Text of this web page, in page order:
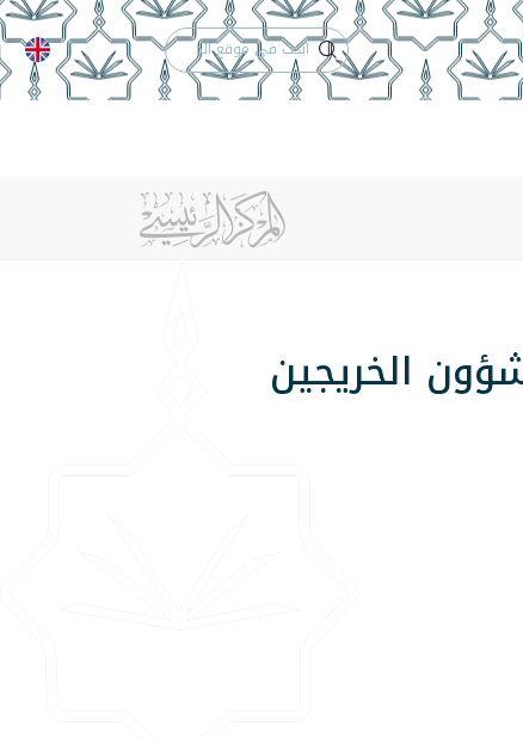
الدعم الفنيالتقويم الجامعي
الخريجين